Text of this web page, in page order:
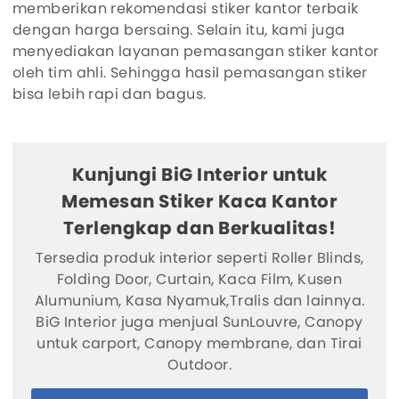
memberikan rekomendasi stiker kantor terbaik
dengan harga bersaing. Selain itu, kami juga
menyediakan layanan pemasangan stiker kantor
oleh tim ahli. Sehingga hasil pemasangan stiker
bisa lebih rapi dan bagus.
Kunjungi BiG Interior untuk
Memesan Stiker Kaca Kantor
Terlengkap dan Berkualitas!
Tersedia produk interior seperti Roller Blinds,
Folding Door, Curtain, Kaca Film, Kusen
Alumunium, Kasa Nyamuk,Tralis dan lainnya.
BiG Interior juga menjual SunLouvre, Canopy
untuk carport, Canopy membrane, dan Tirai
Outdoor.